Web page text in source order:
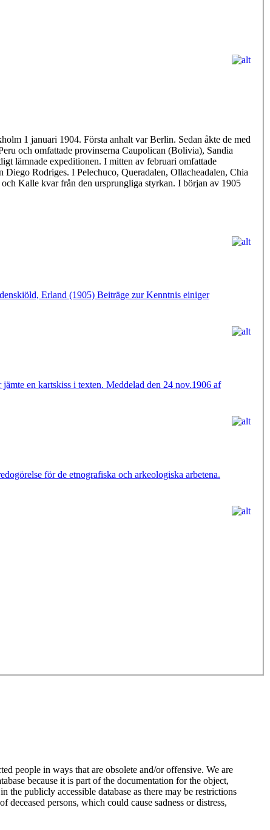
1 januari 1904. Första anhalt var Berlin. Sedan åkte de med
och omfattade provinserna Caupolican (Bolivia), Sandia
lämnade expeditionen. I mitten av februari omfattade
Rodriges. I Pelechuco, Queradalen, Ollacheadalen, Chia
Kalle kvar från den ursprungliga styrkan. I början av 1905
Erland (1905) Beiträge zur Kenntnis einiger
en kartskiss i texten. Meddelad den 24 nov.1906 af
för de etnografiska och arkeologiska arbetena.
people in ways that are obsolete and/or offensive. We are
because it is part of the documentation for the object,
publicly accessible database as there may be restrictions
persons, which could cause sadness or distress,